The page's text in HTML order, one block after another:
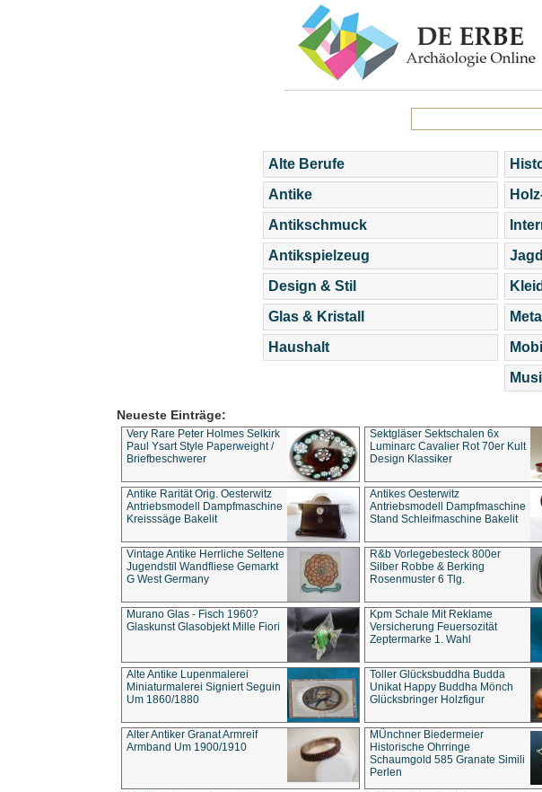
Alte Berufe
Antike
Antikschmuck
Antikspielzeug
Design & Stil
Glas & Kristall
Haushalt
Neueste Einträge:
Very Rare Peter Holmes Selkirk
Paul Ysart Style Paperweight /
Briefbeschwerer
Sektgläser Sektschalen 6x
Luminarc Cavalier Rot 70er Kult
Design Klassiker
Antike Rarität Orig. Oesterwitz
Antriebsmodell Dampfmaschine
Kreisssäge Bakelit
Antikes Oesterwitz
Antriebsmodell Dampfmaschine
Stand Schleifmaschine Bakelit
Vintage Antike Herrliche Seltene
Jugendstil Wandfliese Gemarkt
G West Germany
R&b Vorlegebesteck 800er
Silber Robbe & Berking
Rosenmuster 6 Tlg.
Murano Glas - Fisch 1960?
Glaskunst Glasobjekt Mille Fiori
Kpm Schale Mit Reklame
Versicherung Feuersozität
Zeptermarke 1. Wahl
Alte Antike Lupenmalerei
Miniaturmalerei Signiert Seguin
Um 1860/1880
Toller Glücksbuddha Budda
Unikat Happy Buddha Mönch
Glücksbringer Holzfigur
Alter Antiker Granat Armreif
Armband Um 1900/1910
MÜnchner Biedermeier
Historische Ohrringe
Schaumgold 585 Granate Simili
Perlen